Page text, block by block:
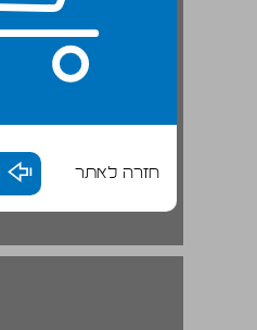
חזרה לאתר